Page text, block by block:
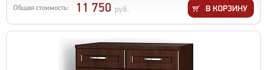
Общая стоимость: 11 750 руб.